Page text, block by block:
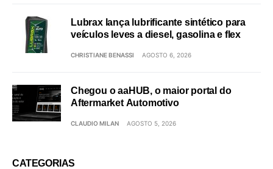
Lubrax lança lubrificante sintético para
veículos leves a diesel, gasolina e flex
CHRISTIANE BENASSI AGOSTO 6, 2026
Chegou o aaHUB, o maior portal do
Aftermarket Automotivo
CLAUDIO MILAN AGOSTO 5, 2026
CATEGORIAS